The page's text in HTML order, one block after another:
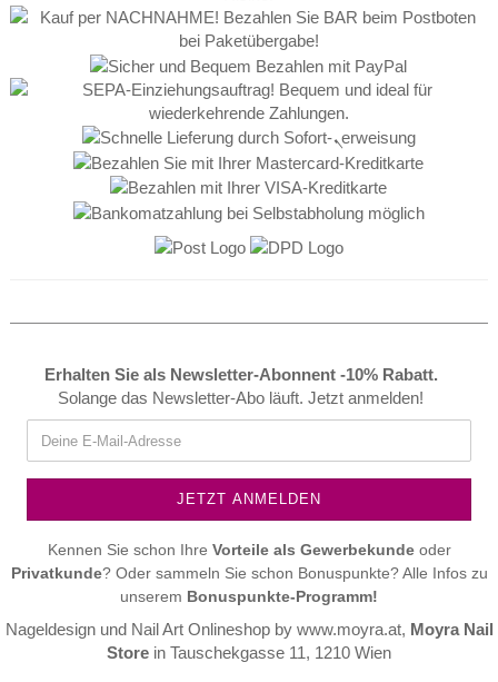
Erhalten Sie als Newsletter-Abonnent -10% Rabatt.
Solange das Newsletter-Abo läuft. Jetzt anmelden!
Kennen Sie schon Ihre Vorteile als Gewerbekundeoder
Privatkunde? Oder sammeln Sie schon Bonuspunkte? Alle Infos zu
unserem Bonuspunkte-Programm!
Nageldesign und Nail Art Onlineshop by www.moyra.at, Moyra Nail
Store in Tauschekgasse 11, 1210 Wien